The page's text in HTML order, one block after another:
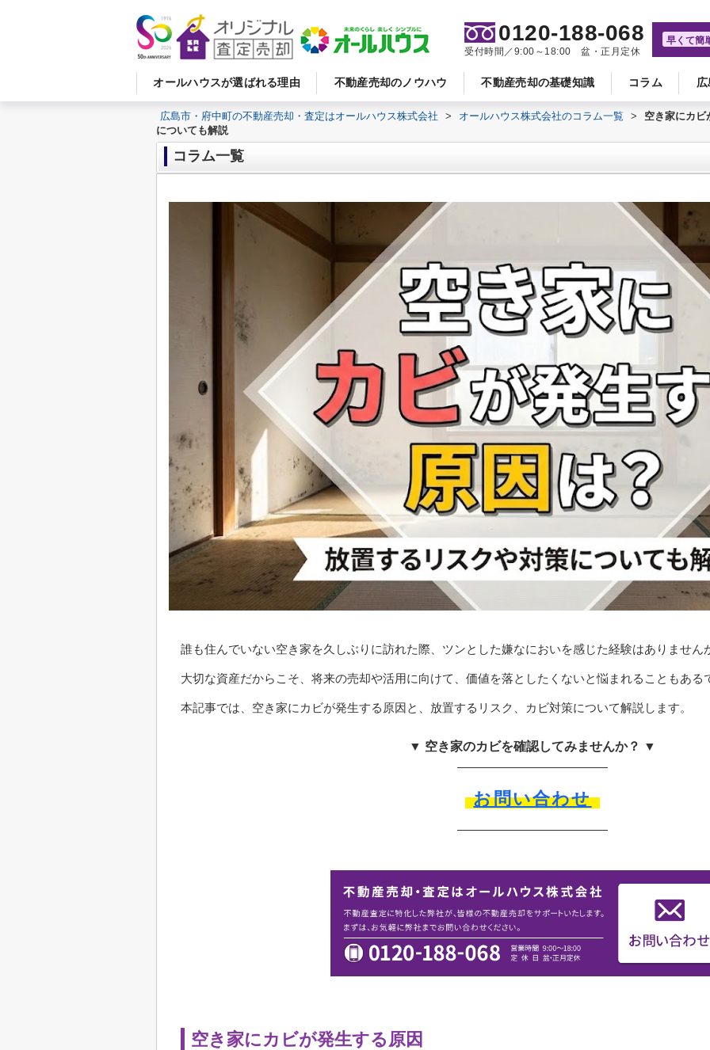
オールハウスが選ばれる理由 不動産売却のノウハウ 不動産売却の基礎知識 コラム
0120-188-068
受付時間／9:00～18:00 盆・正月定休
早くて簡
広島市・府中町の不動産売却・査定はオールハウス株式会社 > オールハウス株式会社のコラム一覧 >
空き家にカビ
についても解説
コラム一覧
誰も住んでいない空き家を久しぶりに訪れた際、ツンとした嫌なにおいを感じた経験はありません
大切な資産だからこそ、将来の売却や活用に向けて、価値を落としたくないと悩まれることもある
本記事では、空き家にカビが発生する原因と、放置するリスク、カビ対策について解説します。
▼ 空き家のカビを確認してみませんか？ ▼
お問い合わせ
空き家にカビが発生する原因